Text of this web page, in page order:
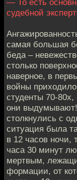
— То есть
судебной
самая большая
беда –
столько
наверное, в
войны
студенты 70-
они выдумывают!
столкнулись с
ситуация была
в 12 часов ночи,
часа 30 минут
мертвым,
формации, от